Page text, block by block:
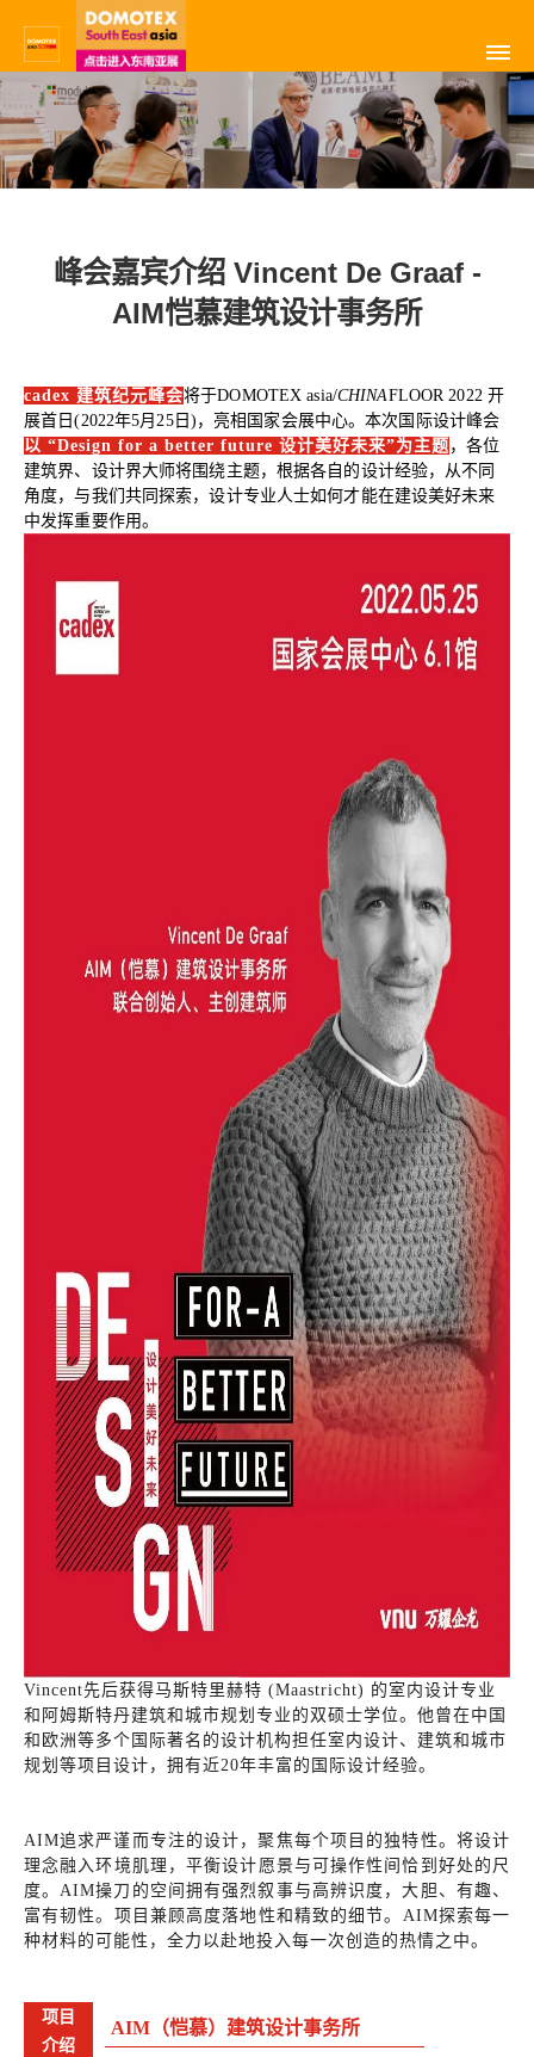
峰会嘉宾介绍 Vincent De Graaf -
AIM恺慕建筑设计事务所
cadex 建筑纪元峰会将于DOMOTEX asia/CHINAFLOOR 2022 开
展首日(2022年5月25日)，亮相国家会展中心。本次国际设计峰会
以 “Design for a better future 设计美好未来”为主题 ，各位
建筑界、设计界大师将围绕主题，根据各自的设计经验，从不同
角度，与我们共同探索，设计专业人士如何才能在建设美好未来
中发挥重要作用。
Vincent先后获得马斯特里赫特 (Maastricht) 的室内设计专业
和阿姆斯特丹建筑和城市规划专业的双硕士学位。他曾在中国
和欧洲等多个国际著名的设计机构担任室内设计、建筑和城市
规划等项目设计，拥有近20年丰富的国际设计经验。
AIM追求严谨而专注的设计，聚焦每个项目的独特性。将设计
理念融入环境肌理，平衡设计愿景与可操作性间恰到好处的尺
度。AIM操刀的空间拥有强烈叙事与高辨识度，大胆、有趣、
富有韧性。项目兼顾高度落地性和精致的细节。AIM探索每一
种材料的可能性，全力以赴地投入每一次创造的热情之中。
项目
介绍
AIM（恺慕）建筑设计事务所